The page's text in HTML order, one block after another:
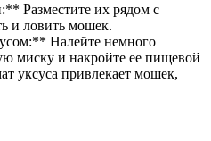
Разместите их рядом с
и ловить мошек.
Налейте немного
миску и накройте ее пищевой
уксуса привлекает мошек,